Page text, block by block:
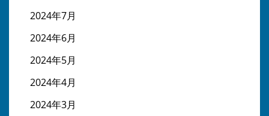
2024年7月
2024年6月
2024年5月
2024年4月
2024年3月